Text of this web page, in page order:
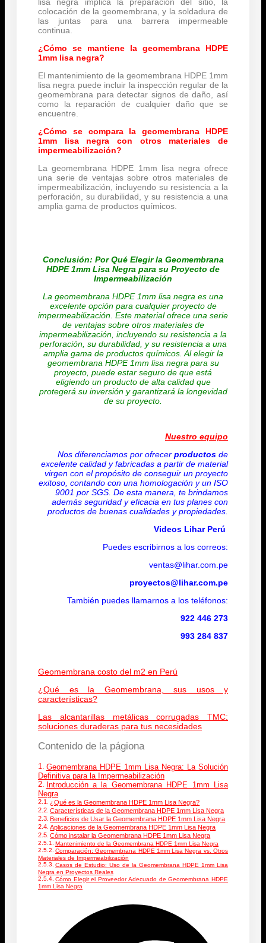
colocación de la geomembrana, y la soldadura de
las juntas para una barrera impermeable
continua.
¿Cómo se mantiene la geomembrana HDPE
1mm lisa negra?
El mantenimiento de la geomembrana HDPE 1mm
lisa negra puede incluir la inspección regular de la
geomembrana para detectar signos de daño, así
como la reparación de cualquier daño que se
encuentre.
¿Cómo se compara la geomembrana HDPE
1mm lisa negra con otros materiales de
impermeabilización?
La geomembrana HDPE 1mm lisa negra ofrece
una serie de ventajas sobre otros materiales de
impermeabilización, incluyendo su resistencia a la
perforación, su durabilidad, y su resistencia a una
amplia gama de productos químicos.
Conclusión: Por Qué Elegir la Geomembrana
HDPE 1mm Lisa Negra para su Proyecto de
Impermeabilización
La geomembrana HDPE 1mm lisa negra es una
excelente opción para cualquier proyecto de
impermeabilización. Este material ofrece una serie
de ventajas sobre otros materiales de
impermeabilización, incluyendo su resistencia a la
perforación, su durabilidad, y su resistencia a una
amplia gama de productos químicos. Al elegir la
geomembrana HDPE 1mm lisa negra para su
proyecto, puede estar seguro de que está
eligiendo un producto de alta calidad que
protegerá su inversión y garantizará la longevidad
de su proyecto.
Nuestro equipo
Nos diferenciamos por ofrecer productos de
excelente calidad y fabricadas a partir de material
virgen con el propósito de conseguir un proyecto
exitoso, contando con una homologación y un ISO
9001 por SGS. De esta manera, te brindamos
además seguridad y eficacia en tus planes con
productos de buenas cualidades y propiedades.
Videos Lihar Perú
Puedes escribirnos a los correos:
ventas@lihar.com.pe
proyectos@lihar.com.pe
También puedes llamarnos a los teléfonos:
922 446 273
993 284 837
Geomembrana costo del m2 en Perú
¿Qué es la Geomembrana, sus usos y
características?
Las alcantarillas metálicas corrugadas TMC:
soluciones duraderas para tus necesidades
Contenido de la págiona
Geomembrana HDPE 1mm Lisa Negra: La Solución
Definitiva para la Impermeabilización
Introducción a la Geomembrana HDPE 1mm Lisa
Negra
¿Qué es la Geomembrana HDPE 1mm Lisa Negra?
Características de la Geomembrana HDPE 1mm Lisa Negra
Beneficios de Usar la Geomembrana HDPE 1mm Lisa Negra
Aplicaciones de la Geomembrana HDPE 1mm Lisa Negra
Cómo instalar la Geomembrana HDPE 1mm Lisa Negra
Mantenimiento de la Geomembrana HDPE 1mm Lisa Negra
Comparación: Geomembrana HDPE 1mm Lisa Negra vs. Otros
Materiales de Impermeabilización
Casos de Estudio: Uso de la Geomembrana HDPE 1mm Lisa
Negra en Proyectos Reales
Cómo Elegir el Proveedor Adecuado de Geomembrana HDPE
1mm Lisa Negra